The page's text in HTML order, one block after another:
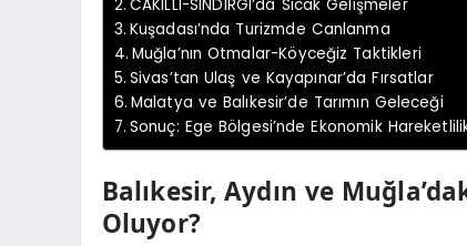
CAKILLI-SINDIRGI’da Sıcak Gelişmeler
Kuşadası’nda Turizmde Canlanma
Muğla’nın Otmalar-Köyceğiz Taktikleri
Sivas’tan Ulaş ve Kayapınar’da Fırsatlar
Malatya ve Balıkesir’de Tarımın Geleceği
Sonuç: Ege Bölgesi’nde Ekonomik
Balıkesir, Aydın ve
Oluyor?